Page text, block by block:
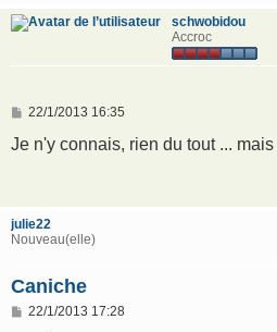
schwobidou
Accroc
M
s
22/1/2013 16:35
Je n'y connais, rien du tout ...
julie22
Nouveau(elle)
Caniche
M
22/1/2013 17:28